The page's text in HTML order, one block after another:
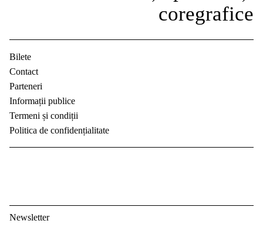
Bilete
Contact
Parteneri
Informații publice
Termeni și condiții
Politica de confidențialitate
Newsletter